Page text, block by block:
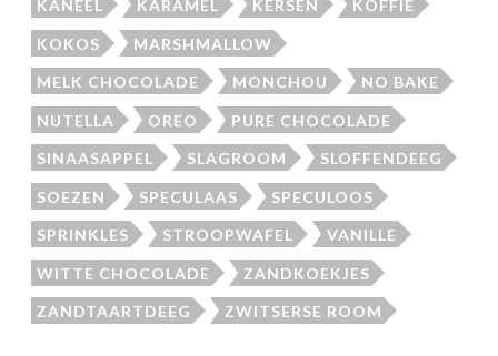
KANEEL KARAMEL KERSEN KOFFIE
KOKOS MARSHMALLOW
MELK CHOCOLADE MONCHOU NO BAKE
NUTELLA OREO PURE CHOCOLADE
SINAASAPPEL SLAGROOM SLOFFENDEEG
SOEZEN SPECULAAS SPECULOOS
SPRINKLES STROOPWAFEL VANILLE
WITTE CHOCOLADE ZANDKOEKJES
ZANDTAARTDEEG ZWITSERSE ROOM